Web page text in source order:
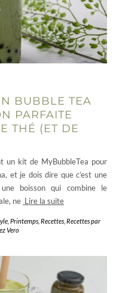
BUBBLE TEA
PARFAITE
THÉ (ET DE
un kit de MyBubbleTea pour
et je dois dire que c’est une
boisson qui combine le
ne Lire la suite
Printemps Recettes Recettes par
Vero